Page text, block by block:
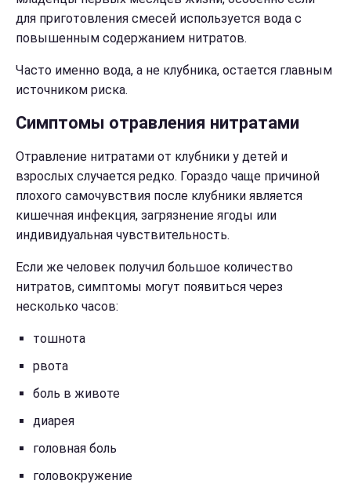
для приготовления смесей используется вода с
повышенным содержанием нитратов.
Часто именно вода, а не клубника, остается главным
источником риска.
Симптомы отравления нитратами
Отравление нитратами от клубники у детей и
взрослых случается редко. Гораздо чаще причиной
плохого самочувствия после клубники является
кишечная инфекция, загрязнение ягоды или
индивидуальная чувствительность.
Если же человек получил большое количество
нитратов, симптомы могут появиться через
несколько часов:
тошнота
рвота
боль в животе
диарея
головная боль
головокружение